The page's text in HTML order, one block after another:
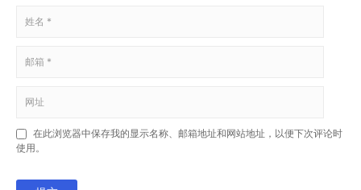
在此浏览器中保存我的显示名称、邮箱地址和网站地址，以便下次评论时
使用。